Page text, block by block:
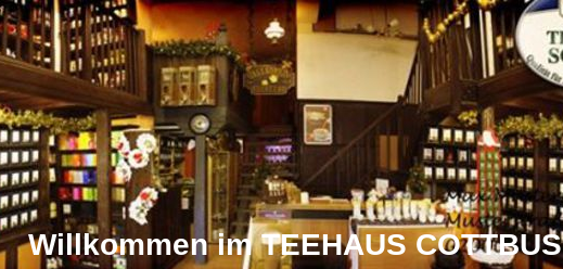
Willkommen im TEEHAUS COTTBUS